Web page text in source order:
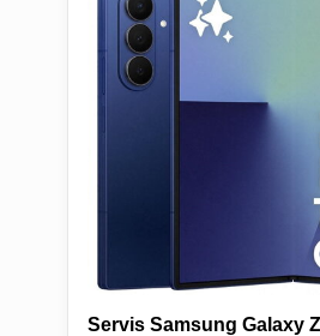
Servis Samsung Galaxy